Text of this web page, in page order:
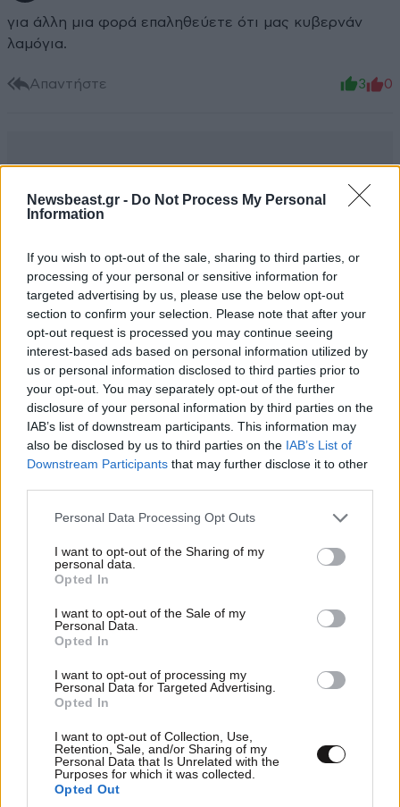
Newsbeast.gr - Do Not Process My Personal
Information
If you wish to opt-out of the sale, sharing to third parties, or
processing of your personal or sensitive information for
targeted advertising by us, please use the below opt-out
section to confirm your selection. Please note that after your
opt-out request is processed you may continue seeing
interest-based ads based on personal information utilized by
us or personal information disclosed to third parties prior to
your opt-out. You may separately opt-out of the further
disclosure of your personal information by third parties on the
IAB’s list of downstream participants. This information may
also be disclosed by us to third parties on the IAB’s List of
Downstream Participants that may further disclose it to other
Please note that this website/app uses one or more Google
not limited to your visit or usage behaviour. You may click to
grant or deny consent to Google and its third-party tags to
use your data for below specified purposes in below Google
consent section.
Personal Data Processing Opt Outs
I want to opt-out of the Sharing of my
personal data.
Opted In
I want to opt-out of the Sale of my
Personal Data.
Opted In
I want to opt-out of processing my
Personal Data for Targeted Advertising.
Opted In
I want to opt-out of Collection, Use,
Retention, Sale, and/or Sharing of my
Personal Data that Is Unrelated with the
Purposes for which it was collected.
Opted Out
για άλλη μια φορά επαληθεύετε ότι μας κυβερνάν
λαμόγια.
Απαντήστε 3 0
Stefanos 28·05·2014 22:07
Ετσι σιγά σιγά και στα μουλωχτά πέρασε και η
τροπολογία για τον απόλυτο έλεγχο της τροφής μας
.Αφου ο μεταλλαγμένος σολωμός θα επιβληθεί και θα
καλαμπόκι θα εξαφανίσει κάθε άλλο καλαμπόκι καθώς
και τις μέλισσες και τα υπόλοιπα έντομα και αφου δεν
άλλο εκτός απο μεταλλαγμένα και αφου τους
σπόρους των μεταλλαγμένων τους έχει μόνο η
Απαντήστε
Καβος Ντόκος